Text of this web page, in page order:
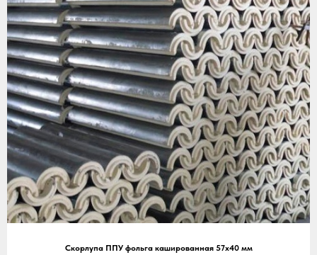
Скорлупа ППУ фольга кашированная 57х40 мм